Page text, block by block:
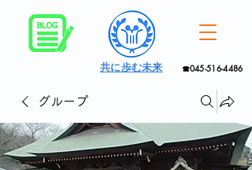
☎045-516-4486
共に歩む未来
グループ